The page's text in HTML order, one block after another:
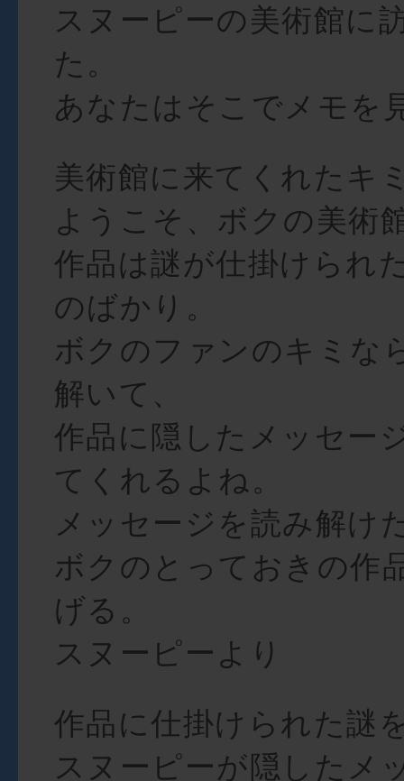
スヌーピーの美術館に
た。
あなたはそこでメモを
美術館に来てくれたキ
ようこそ、ボクの美術
作品は謎が仕掛けられ
のばかり。
ボクのファンのキミな
解いて、
作品に隠したメッセー
てくれるよね。
メッセージを読み解け
ボクのとっておきの作
げる。
スヌーピーより
作品に仕掛けられた謎
スヌーピーが隠したメ